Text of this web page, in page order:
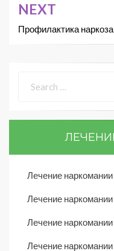
NEXT
Профилактика
Лечение
Лечение
Лечение
Лечение